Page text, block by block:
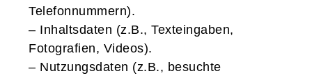
Telefonnummern).
– Inhaltsdaten (z.B., Texteingaben,
Fotografien, Videos).
– Nutzungsdaten (z.B., besuchte